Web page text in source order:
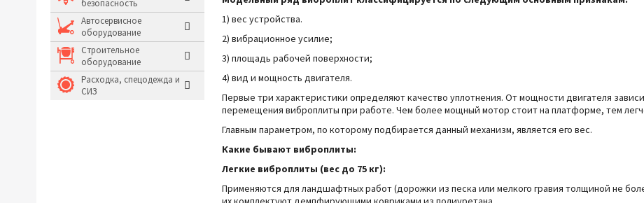
Молотки и кувалды
Системы хранения инструмента
безопасность
Автосервисное
оборудование
Строительное
оборудование
Расходка, спецодежда и
СИЗ
1) вес устройства.
2) вибрационное усилие;
3) площадь рабочей поверхности;
4) вид и мощность двигателя.
Первые три характеристики определяют качество уплотнения. От мощности двигателя
перемещения виброплиты при работе. Чем более мощный мотор стоит на платформе, тем
Главным параметром, по которому подбирается данный механизм, является его вес.
Какие бывают виброплиты:
Легкие виброплиты (вес до 75 кг):
Применяются для ландшафтных работ (дорожки из песка или мелкого гравия толщиной не